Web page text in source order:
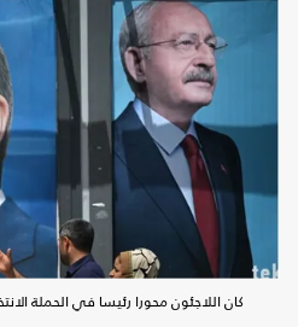
كان اللاجئون محورا رئيسا في الحملة